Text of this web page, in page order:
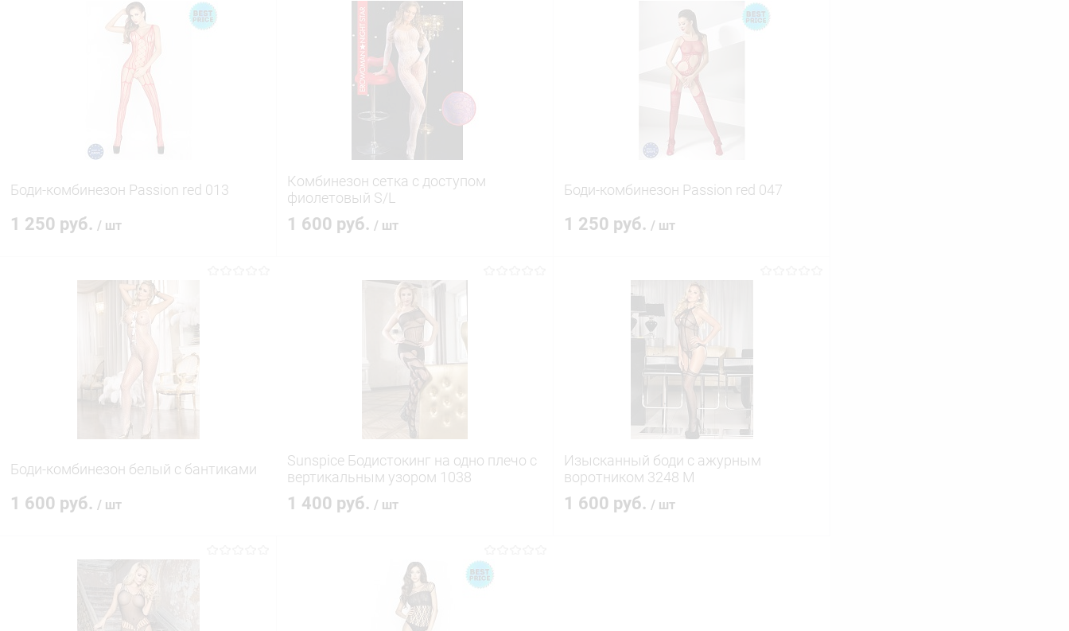
Боди-комбинезон Passion red 013
1 250 руб. / шт
В корзину
В наличии
Комбинезон сетка с доступом
фиолетовый S/L
1 600 руб. / шт
В корзину
Боди-комбинезон Passion red 047
1 250 руб. / шт
В корзину
Купить в 1 клик
В наличии
Боди-комбинезон белый с бантиками
1 600 руб. / шт
В корзину
Sunspice Бодистокинг на одно плечо с
вертикальным узором 1038
1 400 руб. / шт
В корзину
Изысканный боди с ажурным
воротником 3248 M
1 600 руб. / шт